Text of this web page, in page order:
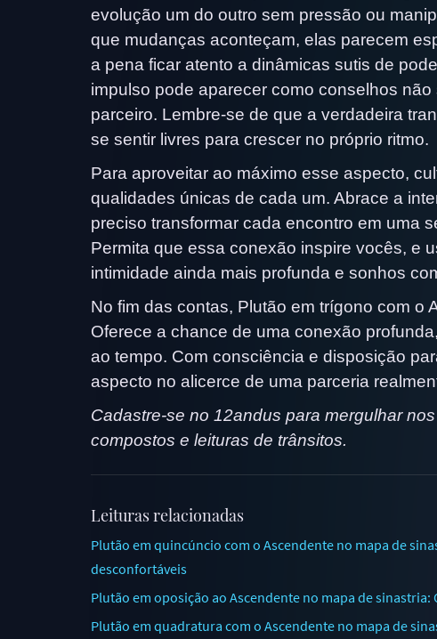
evolução um do outro sem pressão ou
que mudanças aconteçam, elas parecem
a pena ficar atento a dinâmicas sutis de
impulso pode aparecer como conselhos
parceiro. Lembre-se de que a verdadeira
se sentir livres para crescer no próprio ritmo.
Para aproveitar ao máximo esse aspecto,
qualidades únicas de cada um. Abrace a
preciso transformar cada encontro em uma
Permita que essa conexão inspire vocês, e
intimidade ainda mais profunda e sonhos
No fim das contas, Plutão em trígono com o
Oferece a chance de uma conexão
ao tempo. Com consciência e disposição
aspecto no alicerce de uma parceria
Cadastre-se no 12andus para mergulhar
compostos e leituras de trânsitos.
Leituras relacionadas
Plutão em quincúncio com o Ascendente no mapa de
desconfortáveis
Plutão em oposição ao Ascendente no mapa de
Plutão em quadratura com o Ascendente no mapa de